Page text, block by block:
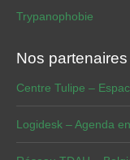
Trypanophobie
Nos partenaires
Centre Tulipe –
Logidesk – Agenda